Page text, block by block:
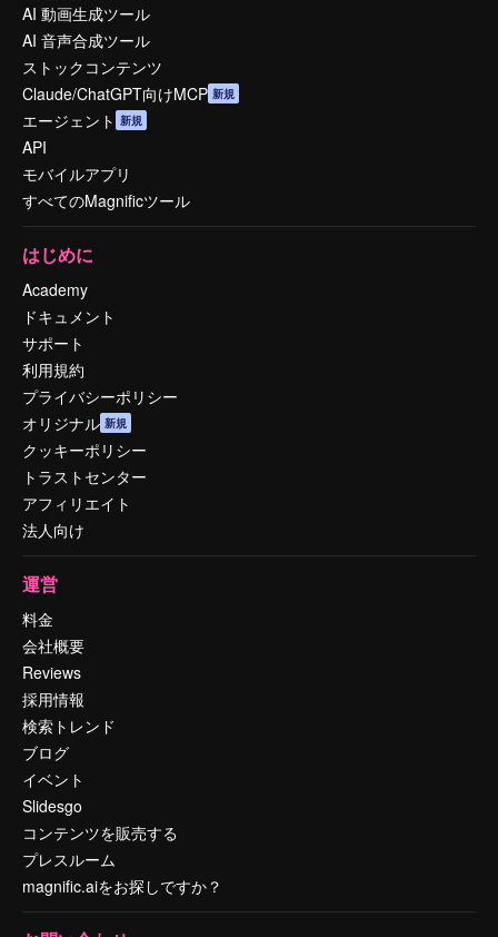
AI 動画生成ツール
AI 音声合成ツール
ストックコンテンツ
Claude/ChatGPT向けMCP 新規
エージェント 新規
API
モバイルアプリ
すべてのMagnificツール
はじめに
Academy
ドキュメント
サポート
利用規約
プライバシーポリシー
オリジナル 新規
クッキーポリシー
トラストセンター
アフィリエイト
法人向け
運営
料金
会社概要
Reviews
採用情報
検索トレンド
ブログ
イベント
Slidesgo
コンテンツを販売する
プレスルーム
magnific.aiをお探しですか？